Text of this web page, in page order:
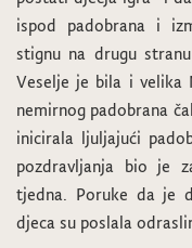
ispod padobrana i
stignu na drugu
Veselje je bila i velika
nemirnog padobrana
inicirala ljuljajući
pozdravljanja bio je
tjedna. Poruke da je
djeca su poslala